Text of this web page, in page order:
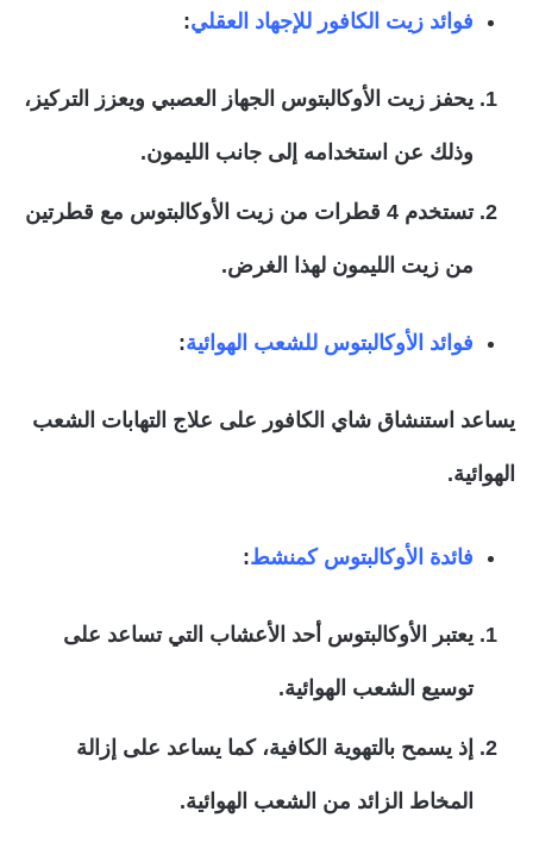
فوائد زيت الكافور للإجهاد العقلي:
يحفز زيت الأوكالبتوس الجهاز العصبي ويعزز التركيز،
وذلك عن استخدامه إلى جانب الليمون.
تستخدم 4 قطرات من زيت الأوكالبتوس مع قطرتين
من زيت الليمون لهذا الغرض.
فوائد الأوكالبتوس للشعب الهوائية:
يساعد استنشاق شاي الكافور على علاج التهابات الشعب
الهوائية.
فائدة الأوكالبتوس كمنشط:
يعتبر الأوكالبتوس أحد الأعشاب التي تساعد على
توسيع الشعب الهوائية.
إذ يسمح بالتهوية الكافية، كما يساعد على إزالة
المخاط الزائد من الشعب الهوائية.